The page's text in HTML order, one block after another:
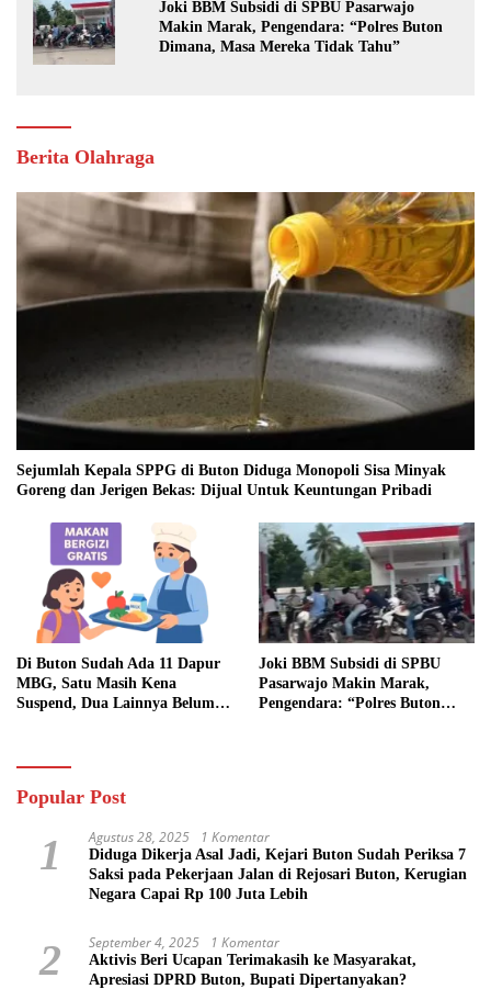
Joki BBM Subsidi di SPBU Pasarwajo
Makin Marak, Pengendara: “Polres Buton
Dimana, Masa Mereka Tidak Tahu”
Berita Olahraga
Sejumlah Kepala SPPG di Buton Diduga Monopoli Sisa Minyak
Goreng dan Jerigen Bekas: Dijual Untuk Keuntungan Pribadi
Di Buton Sudah Ada 11 Dapur
MBG, Satu Masih Kena
Suspend, Dua Lainnya Belum
Joki BBM Subsidi di SPBU
Pasarwajo Makin Marak,
Pengendara: “Polres Buton
Popular Post
1 Agustus 28, 2025 1 Komentar
Diduga Dikerja Asal Jadi, Kejari Buton Sudah Periksa 7
Saksi pada Pekerjaan Jalan di Rejosari Buton, Kerugian
Negara Capai Rp 100 Juta Lebih
2 September 4, 2025 1 Komentar
Aktivis Beri Ucapan Terimakasih ke Masyarakat,
Apresiasi DPRD Buton, Bupati Dipertanyakan?